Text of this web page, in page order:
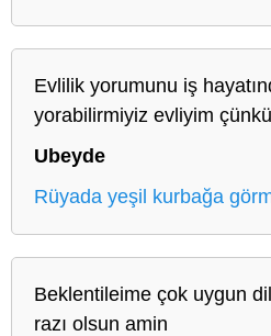
Evlilik yorumunu iş
yorabilirmiyiz evliyim
Ubeyde
Rüyada yeşil kurbağa
Beklentileime çok uygun
razı olsun amin